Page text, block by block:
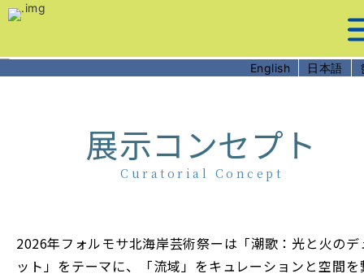
跳
到
要
內
English 日本語
展示コンセプト
Curatorial Concept
2026年フォルモサ北海岸芸術祭ーは「潮歌：光と火のデ
ット」をテーマに、「流域」をキュレーションと空間を